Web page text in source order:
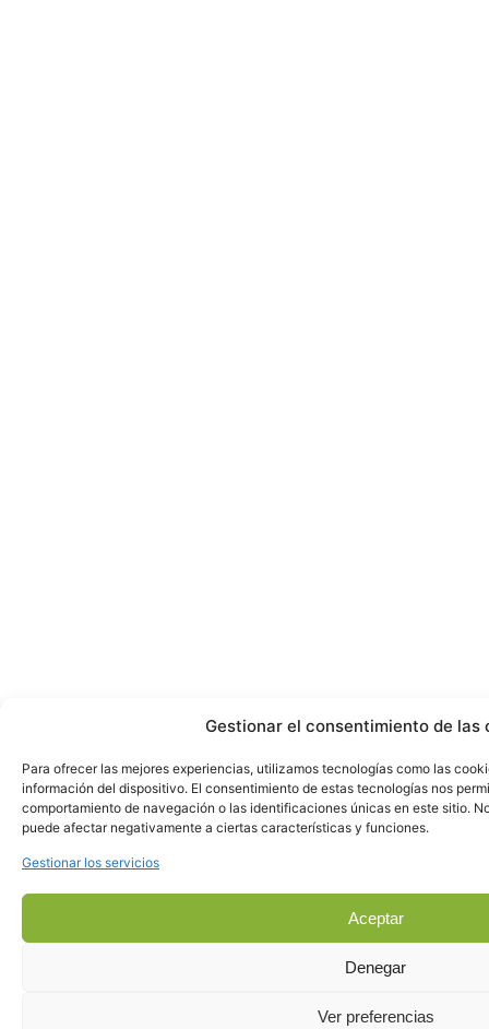
Gestionar el consentimiento de las
Para ofrecer las mejores experiencias, utilizamos tecnologías como las
información del dispositivo. El consentimiento de estas tecnologías nos
comportamiento de navegación o las identificaciones únicas en este sitio.
puede afectar negativamente a ciertas características y funciones.
Gestionar los servicios
Aceptar
Denegar
Ver preferencias